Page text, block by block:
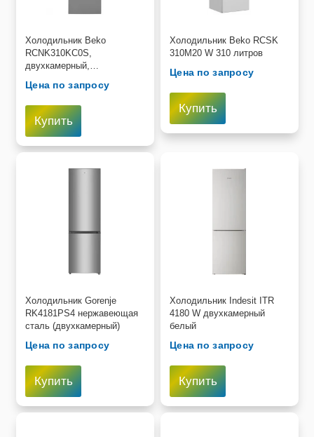
Холодильник Beko
RCNK310KC0S,
двухкамерный,
Цена по запросу
Купить
Холодильник Beko RCSK
310M20 W 310 литров
Цена по запросу
Купить
Холодильник Gorenje
RK4181PS4 нержавеющая
сталь (двухкамерный)
Цена по запросу
Купить
Холодильник Indesit ITR
4180 W двухкамерный
белый
Цена по запросу
Купить